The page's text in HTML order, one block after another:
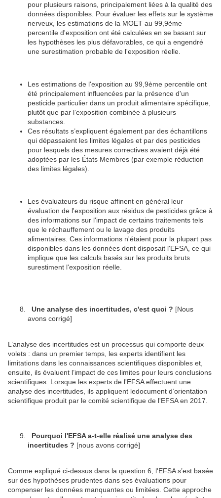
pour plusieurs raisons, principalement liées à la qualité des
données disponibles. Pour évaluer les effets sur le système
nerveux, les estimations de la MOET au 99,9ème
percentile d'exposition ont été calculées en se basant sur
les hypothèses les plus défavorables, ce qui a engendré
une surestimation probable de l'exposition réelle.
Les estimations de l'exposition au 99,9ème percentile ont
été principalement influencées par la présence d'un
pesticide particulier dans un produit alimentaire spécifique,
plutôt que par l’exposition combinée à plusieurs
substances.
Ces résultats s’expliquent également par des échantillons
qui dépassaient les limites légales et par des pesticides
pour lesquels des mesures correctives avaient déjà été
adoptées par les États Membres (par exemple réduction
des limites légales).
Les évaluateurs du risque affinent en général leur
évaluation de l'exposition aux résidus de pesticides grâce à
des informations sur l'impact de certains traitements tels
que le réchauffement ou le lavage des produits
alimentaires. Ces informations n'étaient pour la plupart pas
disponibles dans les données dont disposait l'EFSA, ce qui
implique que les calculs basés sur les produits bruts
surestiment l'exposition réelle.
Une analyse des incertitudes, c'est quoi ? [Nous
avons corrigé]
L’analyse des incertitudes est un processus qui comporte deux
volets : dans un premier temps, les experts identifient les
limitations dans les connaissances scientifiques disponibles et,
ensuite, ils évaluent l’impact de ces limites pour leurs conclusions
scientifiques. Lorsque les experts de l'EFSA effectuent une
analyse des incertitudes, ils appliquent ledocument d’orientation
scientifique produit par le comité scientifique de l'EFSA en 2017.
Pourquoi l'EFSA a-t-elle réalisé une analyse des
incertitudes ? [nous avons corrigé]
Comme expliqué ci-dessus dans la question 6, l'EFSA s’est basée
sur des hypothèses prudentes dans ses évaluations pour
compenser les données manquantes ou limitées. Cette approche